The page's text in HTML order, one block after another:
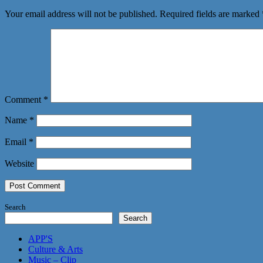
Your email address will not be published. Required fields are marked
Comment *
Name *
Email *
Website
Search
Search
APP'S
Culture & Arts
Music – Clip